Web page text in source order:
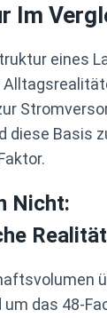
Im
eines
diese Basis
Nicht:
das 48-